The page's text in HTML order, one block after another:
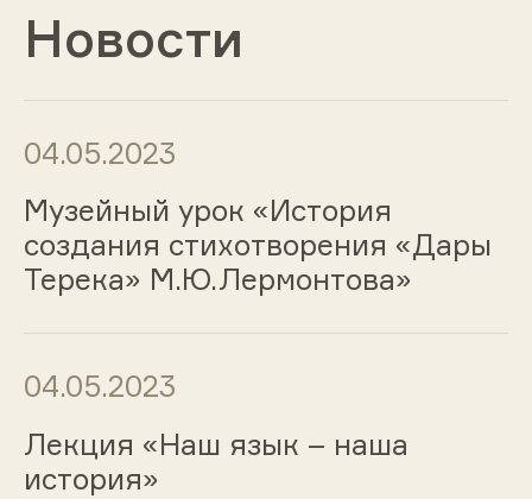
Новости
04.05.2023
Музейный урок «История
создания стихотворения «Дары
Терека» М.Ю.Лермонтова»
04.05.2023
Лекция «Наш язык – наша
история»